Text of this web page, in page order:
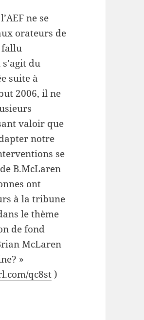
ne se
orateurs de
fallu
du
suite à
2006, il ne
valoir que
notre
se
B.McLaren
ont
à la tribune
le thème
de fond
McLaren
»
qc8st)